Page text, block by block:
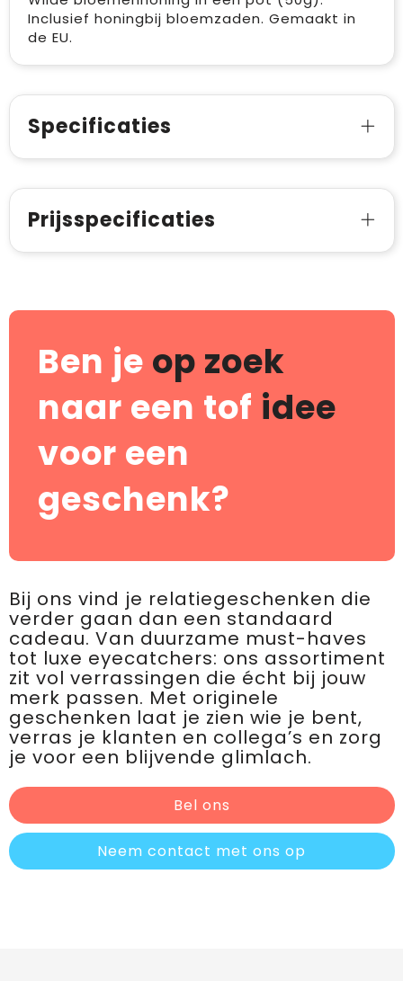
Inclusief honingbij bloemzaden. Gemaakt in
de EU.
Specificaties
Prijsspecificaties
Ben je op zoek
naar een tof idee
voor een
geschenk?
Bij ons vind je relatiegeschenken die
verder gaan dan een standaard
cadeau. Van duurzame must-haves
tot luxe eyecatchers: ons assortiment
zit vol verrassingen die écht bij jouw
merk passen. Met originele
geschenken laat je zien wie je bent,
verras je klanten en collega’s en zorg
je voor een blijvende glimlach.
Bel ons
Neem contact met ons op